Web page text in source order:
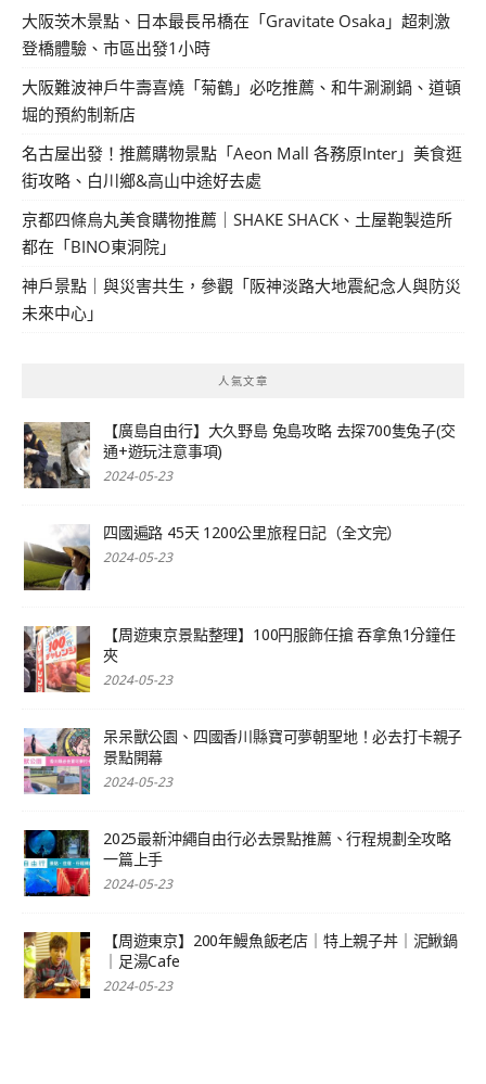
大阪茨木景點、日本最長吊橋在「Gravitate Osaka」超刺激
登橋體驗、市區出發1小時
大阪難波神戶牛壽喜燒「菊鶴」必吃推薦、和牛涮涮鍋、道頓
堀的預約制新店
名古屋出發！推薦購物景點「Aeon Mall 各務原Inter」美食逛
街攻略、白川鄉&高山中途好去處
京都四條烏丸美食購物推薦｜SHAKE SHACK、土屋鞄製造所
都在「BINO東洞院」
神戶景點｜與災害共生，參觀「阪神淡路大地震紀念人與防災
未來中心」
人氣文章
【廣島自由行】大久野島 兔島攻略 去探700隻兔子(交
通+遊玩注意事項)
2024-05-23
四國遍路 45天 1200公里旅程日記（全文完）
2024-05-23
【周遊東京景點整理】100円服飾任搶 吞拿魚1分鐘任
夾
2024-05-23
呆呆獸公園、四國香川縣寶可夢朝聖地！必去打卡親子
景點開幕
2024-05-23
2025最新沖繩自由行必去景點推薦、行程規劃全攻略
一篇上手
2024-05-23
【周遊東京】200年鰻魚飯老店｜特上親子丼｜泥鰍鍋
｜足湯Cafe
2024-05-23